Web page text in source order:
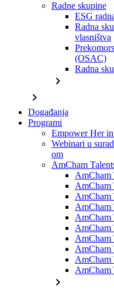
Radne skupine
ESG
Radna
vlasništva
(OSAC)
Radna
chevron_right
chevron_right
Događanja
Programi
Empower Her
Webinari u
om
AmCham
AmCham
AmCham
AmCham
AmCham
AmCham
AmCham
AmCham
AmCham
AmCham
AmCham
chevron_right